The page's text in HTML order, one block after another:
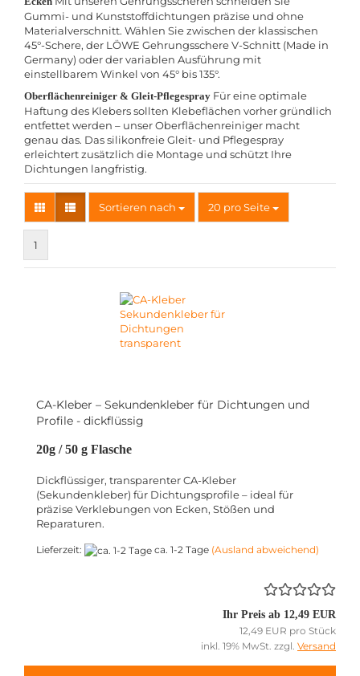
Gummi- und Kunststoffdichtungen präzise und ohne
Materialverschnitt. Wählen Sie zwischen der klassischen
45°-Schere, der LÖWE Gehrungsschere V-Schnitt (Made in
Germany) oder der variablen Ausführung mit
einstellbarem Winkel von 45° bis 135°.
Oberflächenreiniger & Gleit-Pflegespray Für eine optimale
Haftung des Klebers sollten Klebeflächen vorher gründlich
entfettet werden – unser Oberflächenreiniger macht
genau das. Das silikonfreie Gleit- und Pflegespray
erleichtert zusätzlich die Montage und schützt Ihre
Dichtungen langfristig.
Sortieren nach
Sortieren nach 20 pro Seite
pro Seite
1
CA-Kleber – Sekundenkleber für Dichtungen und
Profile - dickflüssig
20g / 50 g Flasche
Dickflüssiger, transparenter CA-Kleber
(Sekundenkleber) für Dichtungsprofile – ideal für
präzise Verklebungen von Ecken, Stößen und
Reparaturen.
Lieferzeit: ca. 1-2 Tage (Ausland abweichend)
Ihr Preis ab 12,49 EUR
12,49 EUR pro Stück
inkl. 19% MwSt. zzgl. Versand